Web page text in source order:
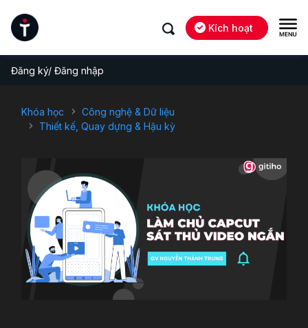
Kích hoạt
Đăng ký/ Đăng nhập
Khóa học
Công nghệ & Dữ liệu
Thiết kế, Quay dựng & Hậu kỳ